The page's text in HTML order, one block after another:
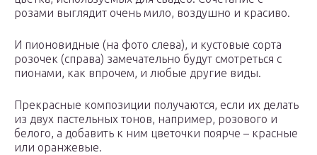
розами выглядит очень мило, воздушно и красиво.
И пионовидные (на фото слева), и кустовые сорта
розочек (справа) замечательно будут смотреться с
пионами, как впрочем, и любые другие виды.
Прекрасные композиции получаются, если их делать
из двух пастельных тонов, например, розового и
белого, а добавить к ним цветочки поярче – красные
или оранжевые.